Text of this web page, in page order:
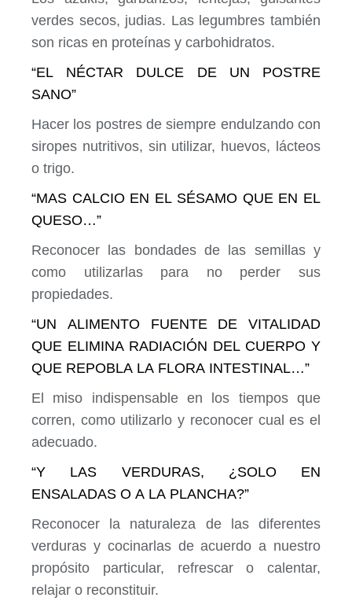
verdes secos, judias. Las legumbres también
son ricas en proteínas y carbohidratos.
“EL NÉCTAR DULCE DE UN POSTRE
SANO”
Hacer los postres de siempre endulzando con
siropes nutritivos, sin utilizar, huevos, lácteos
o trigo.
“MAS CALCIO EN EL SÉSAMO QUE EN EL
QUESO…”
Reconocer las bondades de las semillas y
como utilizarlas para no perder sus
propiedades.
“UN ALIMENTO FUENTE DE VITALIDAD
QUE ELIMINA RADIACIÓN DEL CUERPO Y
QUE REPOBLA LA FLORA INTESTINAL…”
El miso indispensable en los tiempos que
corren, como utilizarlo y reconocer cual es el
adecuado.
“Y LAS VERDURAS, ¿SOLO EN
ENSALADAS O A LA PLANCHA?”
Reconocer la naturaleza de las diferentes
verduras y cocinarlas de acuerdo a nuestro
propósito particular, refrescar o calentar,
relajar o reconstituir.